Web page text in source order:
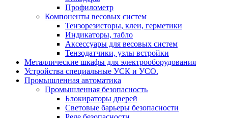
Профилометр
Компоненты весовых систем
Тензорезисторы, клеи, герметики
Индикаторы, табло
Аксессуары для весовых систем
Тензодатчики, узлы встройки
Металлические шкафы для электрооборудования
Устройства специальные УСК и УСО.
Промышленная автоматика
Промышленная безопасность
Блокираторы дверей
Световые барьеры безопасности